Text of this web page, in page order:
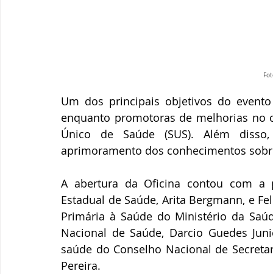
Um dos principais objetivos do
enquanto promotoras de melhorias
Único de Saúde (SUS). Além
aprimoramento dos conhecimentos
A abertura da Oficina contou com a
Estadual de Saúde, Arita Bergmann, e
Primária à Saúde do Ministério da
Nacional de Saúde, Darcio Guedes
saúde do Conselho Nacional de
Pereira.